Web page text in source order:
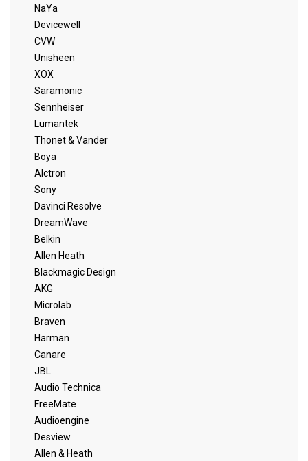
NaYa
Devicewell
CVW
Unisheen
XOX
Saramonic
Sennheiser
Lumantek
Thonet & Vander
Boya
Alctron
Sony
Davinci Resolve
DreamWave
Belkin
Allen Heath
Blackmagic Design
AKG
Microlab
Braven
Harman
Canare
JBL
Audio Technica
FreeMate
Audioengine
Desview
Allen & Heath